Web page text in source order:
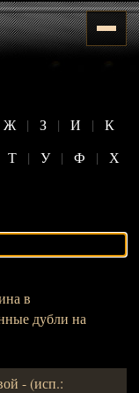
Ж | З | И |
К
Т | У | Ф |
Х
в
дубли на
- (исп.: